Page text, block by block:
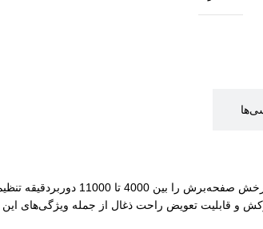
توسن موتوری با عملکرد بالا دارد و با کمک دیمر کنترل سرعت آن می‌توان میزان چرخش صفحه‌برش را بین
و قابلیت تعویض راحت ذغال از جمله ویژگی‌های این